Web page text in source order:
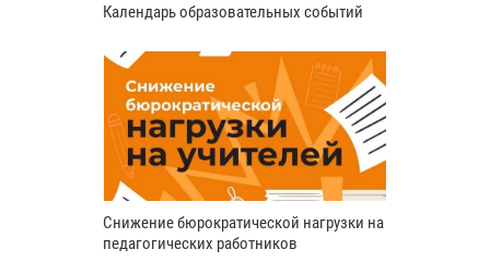
Календарь образовательных событий
Снижение бюрократической нагрузки на
педагогических работников